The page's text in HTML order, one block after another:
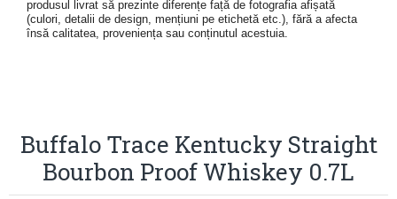
produsul livrat să prezinte diferențe față de fotografia afișată
(culori, detalii de design, mențiuni pe etichetă etc.), fără a afecta
însă calitatea, proveniența sau conținutul acestuia.
Buffalo Trace Kentucky Straight
Bourbon Proof Whiskey 0.7L